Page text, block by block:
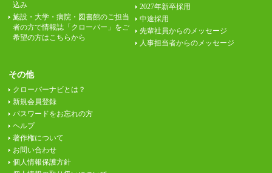
込み
施設・大学・病院・図書館のご担当
者の方で情報誌「クローバー」をご
希望の方はこちらから
2027年新卒採用
中途採用
先輩社員からのメッセージ
人事担当者からのメッセージ
その他
クローバーナビとは？
新規会員登録
パスワードをお忘れの方
ヘルプ
著作権について
お問い合わせ
個人情報保護方針